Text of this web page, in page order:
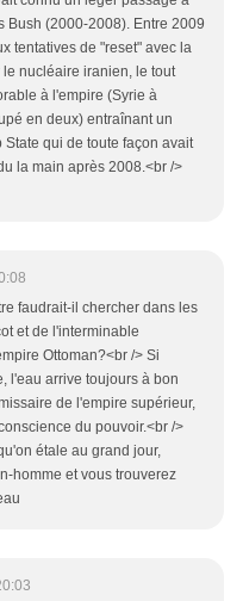
Bush (2000-2008). Entre 2009
tentatives de "reset" avec la
le nucléaire iranien, le tout
à l'empire (Syrie à
en deux) entraînant un
qui de toute façon avait
la main après 2008.<br />
faudrait-il chercher dans les
et de l'interminable
Ottoman?<br /> Si
l'eau arrive toujours à bon
de l'empire supérieur,
du pouvoir.<br />
étale au grand jour,
homme et vous trouverez